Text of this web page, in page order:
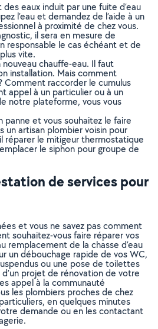
eaux induit par une fuite d’eau
l’eau et demandez de l’aide à un
à proximité de chez vous.
il sera en mesure de
responsable le cas échéant et de
vite.
nouveau chauffe-eau. Il faut
installation. Mais comment
Comment raccorder le cumulus
appel à un particulier ou à un
notre plateforme, vous vous
et vous souhaitez le faire
un artisan plombier voisin pour
réparer le mitigeur thermostatique
le siphon pour groupe de
de services pour
et vous ne savez pas comment
souhaitez-vous faire réparer vos
remplacement de la chasse d’eau
un débouchage rapide de vos WC,
ou une pose de toilettes
projet de rénovation de votre
appel à la communauté
les plombiers proches de chez
en quelques minutes
demande ou en les contactant